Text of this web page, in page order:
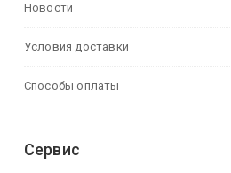
Новости
Условия доставки
Способы оплаты
Сервис